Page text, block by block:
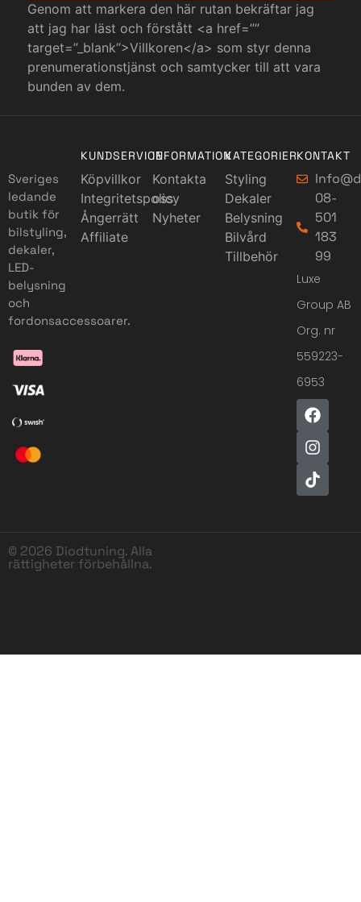
Genom att markera den här rutan bekräftar jag
att jag har läst och förstått <a href=””
target=”_blank”>Villkoren</a> som styr denna
prenumerationstjänst och samtycker till att vara
bunden av dem.
Sveriges
ledande
butik för
bilstyling,
dekaler,
LED-
belysning
och
fordonsaccessoarer.
KUNDSERVICE
Köpvillkor
Integritetspolicy
Ångerrätt
Affiliate
INFORMATION
Kontakta
oss
Nyheter
KATEGORIER
Styling
Dekaler
Belysning
Bilvård
Tillbehör
KONTAKT
08-
501
183
99
Luxe
Group AB
Org. nr
559223-
6953
© 2026 Diodtuning. Alla
rättigheter förbehållna.